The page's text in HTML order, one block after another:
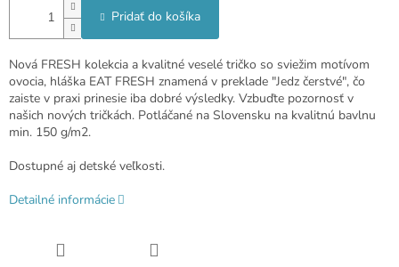
Pridať do košíka
Nová FRESH kolekcia a kvalitné veselé tričko so sviežim motívom
ovocia, hláška EAT FRESH znamená v preklade "Jedz čerstvé", čo
zaiste v praxi prinesie iba dobré výsledky. Vzbuďte pozornosť v
našich nových tričkách. Potláčané na Slovensku na kvalitnú bavlnu
min. 150 g/m2.
Dostupné aj detské veľkosti.
Detailné informácie